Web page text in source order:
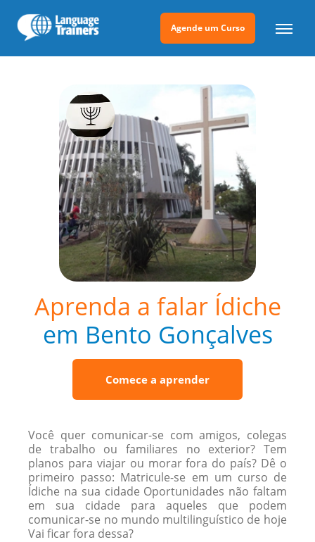
Agende um Curso
Aprenda a falar Ídiche
em Bento Gonçalves
Comece a aprender
Você quer comunicar-se com amigos, colegas
de trabalho ou familiares no exterior? Tem
planos para viajar ou morar fora do país? Dê o
primeiro passo: Matricule-se em um curso de
Ídiche na sua cidade Oportunidades não faltam
em sua cidade para aqueles que podem
comunicar-se no mundo multilinguístico de hoje
Vai ficar fora dessa?